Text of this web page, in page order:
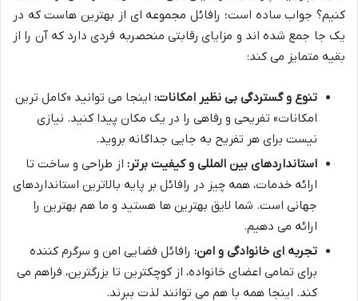
کنیم؟ جواب ساده است؛ رافائل مجموعه ای از بهترین هاست که در
یک جا جمع شده اند و مزایای رقابتی منحصربه فردی دارد که آن را از
بقیه متمایز می کند:
تنوع و گستردگی بی نظیر امکانات: اینجا می توانید «کامل ترین
امکانات» تفریحی و رفاهی را در یک مکان پیدا کنید. نیازی
نیست برای هر تفریح به جایی جداگانه بروید.
استانداردهای بین المللی و کیفیت برتر: از طراحی و ساخت تا
ارائه خدمات، همه چیز در رافائل بر پایه بالاترین استانداردهای
جهانی است. شما لایق بهترین ها هستید و ما هم بهترین را
ارائه می دهیم.
تجربه ای خانوادگی و امن: رافائل فضایی امن و سرگرم کننده
برای تمامی اعضای خانواده، از کوچکترین تا بزرگترین، فراهم می
کند. اینجا همه با هم می توانند لذت ببرند.